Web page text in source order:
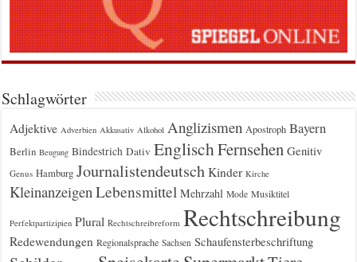
Schlagwörter
Adjektive Adverbien Akkusativ Alkohol Anglizismen Apostroph Bayern
Berlin Beugung Bindestrich Dativ EnglischFernsehen Genitiv
Genus Hamburg Journalistendeutsch Kinder Kirche
Kleinanzeigen Lebensmittel Mehrzahl Mode Musiktitel
Perfektpartizipien Plural Rechtschreibreform Rechtschreibung
Redewendungen Regionalsprache Sachsen Schaufensterbeschriftung